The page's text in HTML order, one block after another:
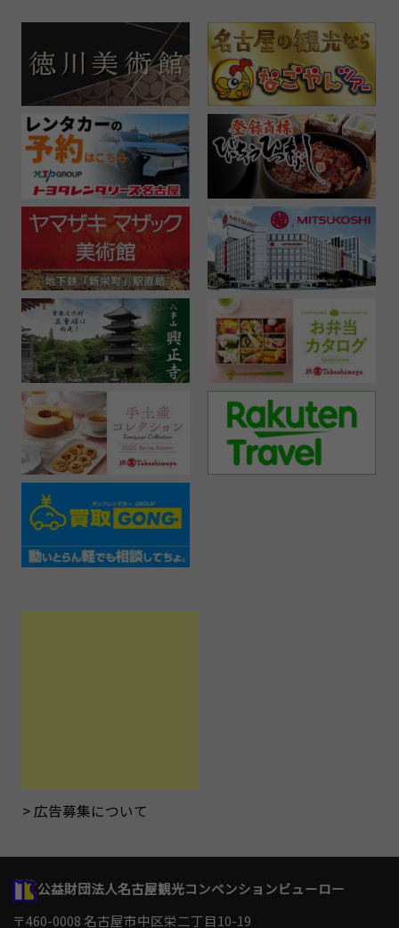
広告募集について
公益財団法人名古屋観光コンベンションビューロー
〒460-0008 名古屋市中区栄二丁目10-19